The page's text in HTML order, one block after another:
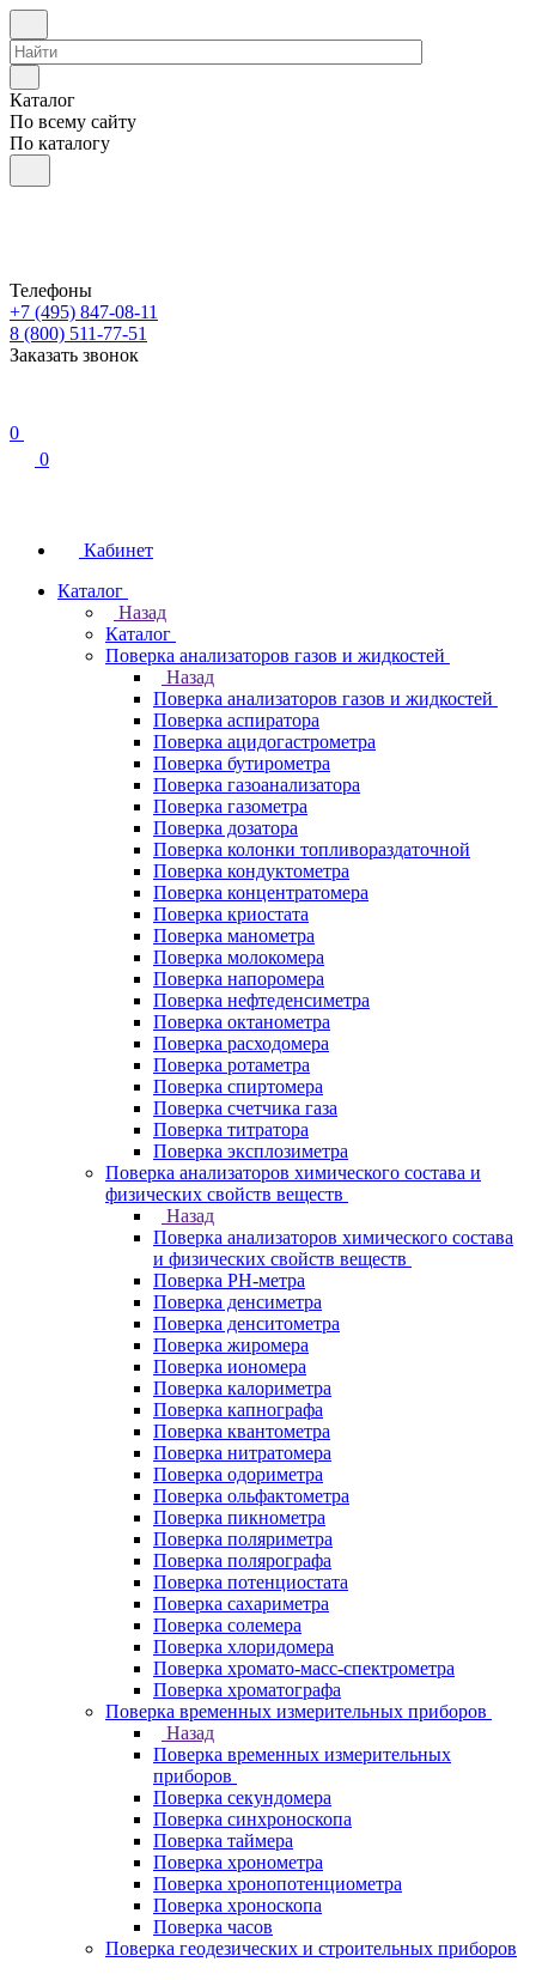
Каталог
По всему сайту
По каталогу
Телефоны
+7 (495) 847-08-11
8 (800) 511-77-51
Заказать звонок
0
0
Кабинет
Каталог
Назад
Каталог
Поверка анализаторов газов и жидкостей
Назад
Поверка анализаторов газов и жидкостей
Поверка аспиратора
Поверка ацидогастрометра
Поверка бутирометра
Поверка газоанализатора
Поверка газометра
Поверка дозатора
Поверка колонки топливораздаточной
Поверка кондуктометра
Поверка концентратомера
Поверка криостата
Поверка манометра
Поверка молокомера
Поверка напоромера
Поверка нефтеденсиметра
Поверка октанометра
Поверка расходомера
Поверка ротаметра
Поверка спиртомера
Поверка счетчика газа
Поверка титратора
Поверка эксплозиметра
Поверка анализаторов химического состава и
физических свойств веществ
Назад
Поверка анализаторов химического состава
и физических свойств веществ
Поверка PH-метра
Поверка денсиметра
Поверка денситометра
Поверка жиромера
Поверка иономера
Поверка калориметра
Поверка капнографа
Поверка квантометра
Поверка нитратомера
Поверка одориметра
Поверка ольфактометра
Поверка пикнометра
Поверка поляриметра
Поверка полярографа
Поверка потенциостата
Поверка сахариметра
Поверка солемера
Поверка хлоридомера
Поверка хромато-масс-спектрометра
Поверка хроматографа
Поверка временных измерительных приборов
Назад
Поверка временных измерительных
приборов
Поверка секундомера
Поверка синхроноскопа
Поверка таймера
Поверка хронометра
Поверка хронопотенциометра
Поверка хроноскопа
Поверка часов
Поверка геодезических и строительных приборов